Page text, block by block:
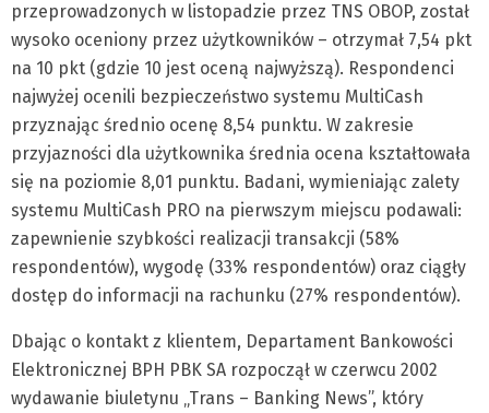
przeprowadzonych w listopadzie przez TNS OBOP, został
wysoko oceniony przez użytkowników – otrzymał 7,54 pkt
na 10 pkt (gdzie 10 jest oceną najwyższą). Respondenci
najwyżej ocenili bezpieczeństwo systemu MultiCash
przyznając średnio ocenę 8,54 punktu. W zakresie
przyjazności dla użytkownika średnia ocena kształtowała
się na poziomie 8,01 punktu. Badani, wymieniając zalety
systemu MultiCash PRO na pierwszym miejscu podawali:
zapewnienie szybkości realizacji transakcji (58%
respondentów), wygodę (33% respondentów) oraz ciągły
dostęp do informacji na rachunku (27% respondentów).
Dbając o kontakt z klientem, Departament Bankowości
Elektronicznej BPH PBK SA rozpoczął w czerwcu 2002
wydawanie biuletynu „Trans – Banking News”, który